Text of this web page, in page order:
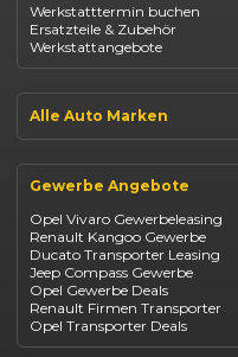
Fiat 500
Dacia Duster
Dacia Sandero
Jeep Compass
Suzuki Vitara
Suzuki Swift
Mazda CX-30
Werkstatttermin buchen
Ersatzteile & Zubehör
Werkstattangebote
Alle Auto Marken
Opel
Fiat
Jeep
Suzuki
BYD
Kia
Mazda
Citroën
Abarth
Fiat Professional
Gewerbe Angebote
Opel Vivaro Gewerbeleasing
Renault Kangoo Gewerbe
Ducato Transporter Leasing
Jeep Compass Gewerbe
Opel Gewerbe Deals
Renault Firmen Transporter
Opel Transporter Deals